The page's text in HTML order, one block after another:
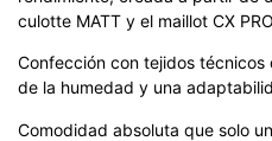
culotte MATT y el maillot CX
Confección con tejidos
de la humedad y una
Comodidad absoluta que solo